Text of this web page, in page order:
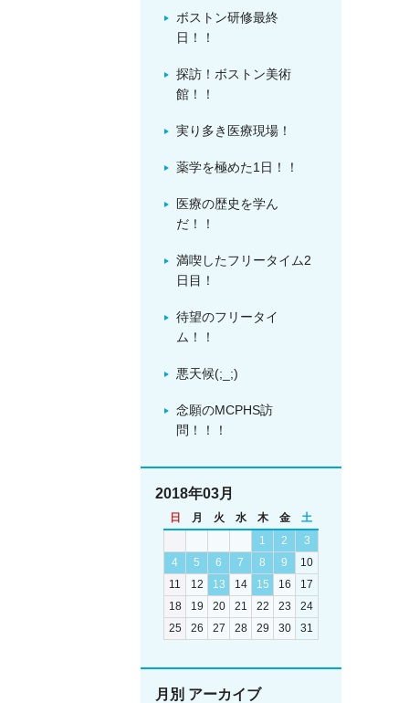
ボストン研修最終
日！！
探訪！ボストン美術
館！！
実り多き医療現場！
薬学を極めた1日！！
医療の歴史を学ん
だ！！
満喫したフリータイム2
日目！
待望のフリータイ
ム！！
悪天候(;_;)
念願のMCPHS訪
問！！！
2018年03月
日 月 火 水 木 金
土
1
2
3
4
5 6 7 8 9
10
11
12 13 14 15 16
17
18
19 20 21 22 23
24
25
26 27 28 29 30 31
月別 アーカイブ